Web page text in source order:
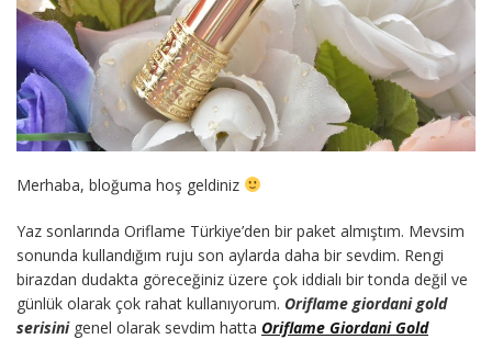
Merhaba, bloğuma hoş geldiniz
Yaz sonlarında Oriflame Türkiye’den bir paket almıştım. Mevsim
sonunda kullandığım ruju son aylarda daha bir sevdim. Rengi
birazdan dudakta göreceğiniz üzere çok iddialı bir tonda değil ve
günlük olarak çok rahat kullanıyorum. Oriflame giordani gold
serisini genel olarak sevdim hatta Oriflame Giordani Gold